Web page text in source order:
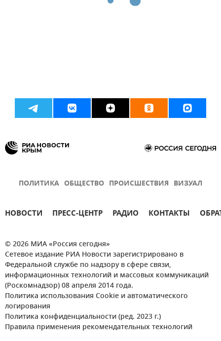
ПОЛИТИКА ОБЩЕСТВО ПРОИСШЕСТВИЯ ВИЗУАЛ
НОВОСТИ ПРЕСС-ЦЕНТР РАДИО КОНТАКТЫ
© 2026 МИА «Россия сегодня»
Сетевое издание РИА Новости зарегистрировано в
Федеральной службе по надзору в сфере связи,
информационных технологий и массовых коммуникаций
(Роскомнадзор) 08 апреля 2014 года.
Политика использования Cookie и автоматического
логирования
Политика конфиденциальности (ред. 2023 г.)
Правила применения рекомендательных технологий